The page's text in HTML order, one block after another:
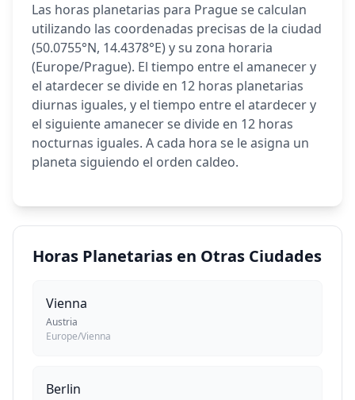
Las horas planetarias para Prague se calculan
utilizando las coordenadas precisas de la ciudad
(50.0755°N, 14.4378°E) y su zona horaria
(Europe/Prague). El tiempo entre el amanecer y
el atardecer se divide en 12 horas planetarias
diurnas iguales, y el tiempo entre el atardecer y
el siguiente amanecer se divide en 12 horas
nocturnas iguales. A cada hora se le asigna un
planeta siguiendo el orden caldeo.
Horas Planetarias en Otras Ciudades
Vienna
Austria
Europe/Vienna
Berlin